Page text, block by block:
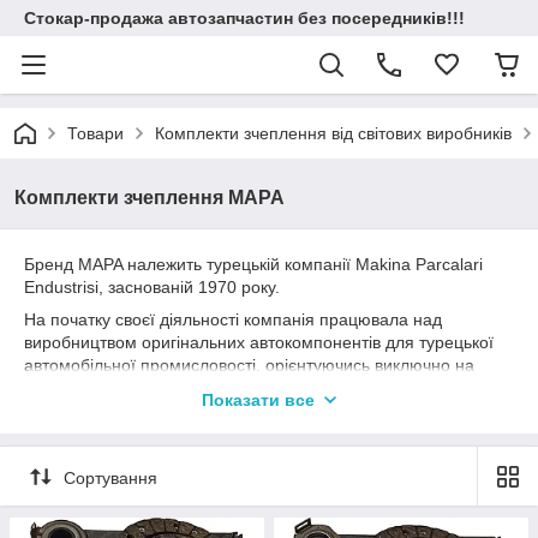
Стокар-продажа автозапчастин без посередників!!!
Товари Комплекти зчеплення від світових виробників
Комплекти зчеплення MAPA
Бренд MAPA належить турецькій компанії Makina Parcalari
Endustrisi, заснованій 1970 року.
На початку своєї діяльності компанія працювала над
виробництвом оригінальних автокомпонентів для турецької
автомобільної промисловості, орієнтуючись виключно на
запчастини для турецького ринку. Діяльність MAPA зіграла
Згодом компанія звузила свій асортимент, зосередивши
зусилля на виробництві компонентів зчеплення: комплектів,
окремих дисків, підшипників, маховиків. MAPA виробляє
Показати все
Сортування